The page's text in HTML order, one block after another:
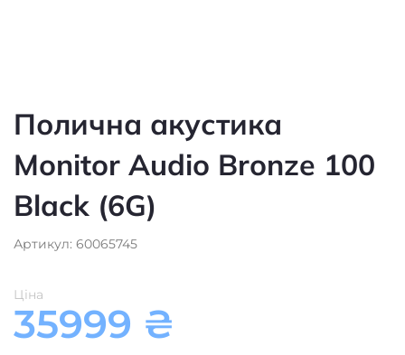
Полична акустика
Monitor Audio Bronze 100
Black (6G)
Артикул: 60065745
Ціна
35999 ₴